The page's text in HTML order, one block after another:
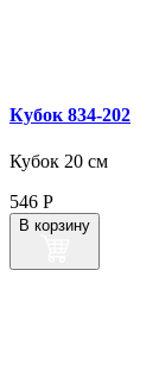
Кубок 834‑202
Кубок 20 см
546 Р
В корзину